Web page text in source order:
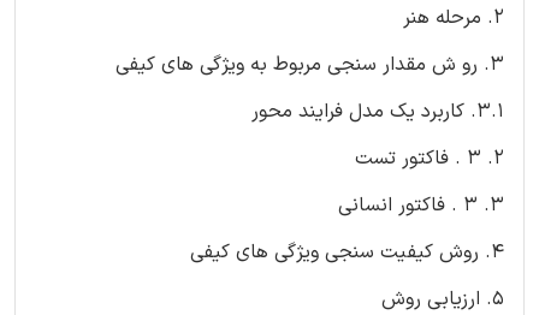
2. مرحله هنر
3. رو ش مقدار سنجی مربوط به ویژگی های کیفی
3.1. کاربرد یک مدل فرایند محور
2. 3 . فاکتور تست
3. 3 . فاکتور انسانی
4. روش کیفیت سنجی ویژگی های کیفی
5. ارزیابی روش